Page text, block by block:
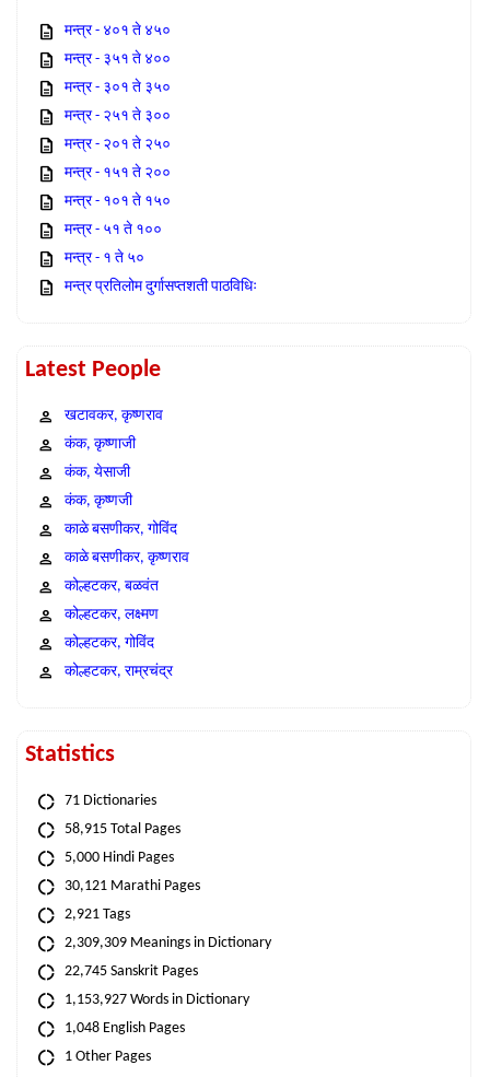
मन्त्र - ४०१ ते ४५०
मन्त्र - ३५१ ते ४००
मन्त्र - ३०१ ते ३५०
मन्त्र - २५१ ते ३००
मन्त्र - २०१ ते २५०
मन्त्र - १५१ ते २००
मन्त्र - १०१ ते १५०
मन्त्र - ५१ ते १००
मन्त्र - १ ते ५०
मन्त्र प्रतिलोम दुर्गासप्तशती पाठविधिः
Latest People
खटावकर, कृष्णराव
कंक, कृष्णाजी
कंक, येसाजी
कंक, कृष्णजी
काळे बसणीकर, गोविंद
काळे बसणीकर, कृष्णराव
कोल्हटकर, बळवंत
कोल्हटकर, लक्ष्मण
कोल्हटकर, गोविंद
कोल्हटकर, राम्रचंद्र
Statistics
71 Dictionaries
58,915 Total Pages
5,000 Hindi Pages
30,121 Marathi Pages
2,921 Tags
2,309,309 Meanings in Dictionary
22,745 Sanskrit Pages
1,153,927 Words in Dictionary
1,048 English Pages
1 Other Pages